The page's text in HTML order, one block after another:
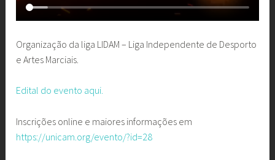
Organização da liga LIDAM – Liga Independente de Desporto
e Artes Marciais.
Edital do evento aqui.
Inscrições online e maiores informações em
https://unicam.org/evento/?id=28